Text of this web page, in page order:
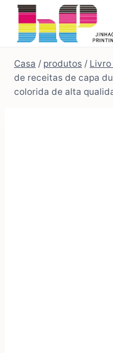
para
Casa / produtos /
de receitas de capa
colorida de alta